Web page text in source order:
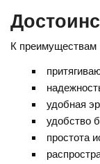
К преимуществам
удобная
удобство
простота